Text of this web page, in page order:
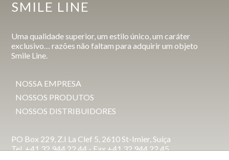
SMILE LINE
Uma qualidade superior, um estilo único, um caráter
exclusivo… razões não faltam para adquirir um objeto
Smile Line.
NOSSA EMPRESA
NOSSOS PRODUTOS
NOSSOS DISTRIBUIDORES
PO Box 229, Z.I La Clef 5, 2610 St-Imier, Suíça
Tel. +41 32 944 22 44 - Fax +41 32 944 22 45